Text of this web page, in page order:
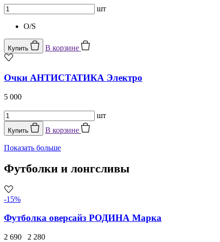
шт
O/S
Купить В корзине
Очки АНТИСТАТИКА Электро
5 000
шт
Купить В корзине
Показать больше
Футболки и лонгсливы
-15%
Футболка оверсайз РОДИНА Марка
2 690 2 280